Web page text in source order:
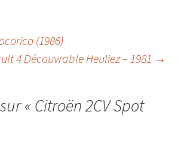
(1986)
4 Découvrable Heuliez – 1981 →
« Citroën 2CV Spot